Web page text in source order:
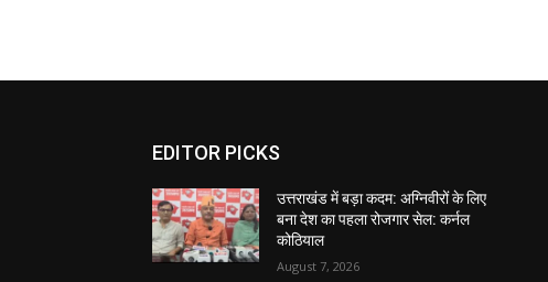
EDITOR PICKS
उत्तराखंड में बड़ा कदम: अग्निवीरों के लिए
बना देश का पहला रोजगार सेल: कर्नल
कोठियाल
August 7, 2026